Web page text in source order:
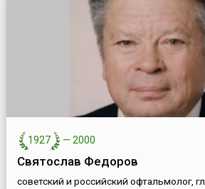
1927 — 2000
Святослав Федоров
советский и российский офтальмолог,